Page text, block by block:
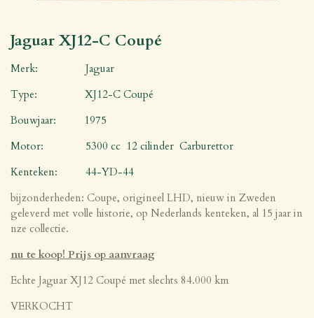
Jaguar XJ12-C Coupé
Merk: Jaguar
Type: XJ12-C Coupé
Bouwjaar: 1975
Motor: 5300 cc 12 cilinder Carburettor
Kenteken: 44-YD-44
bijzonderheden: Coupe, origineel LHD, nieuw in Zweden
geleverd met volle historie, op Nederlands kenteken, al 15 jaar in
nze collectie.
nu te koop! Prijs op aanvraag
Echte Jaguar XJ12 Coupé met slechts 84.000 km
VERKOCHT